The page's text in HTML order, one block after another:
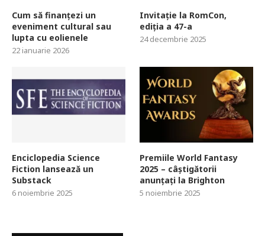
Cum să finanțezi un
eveniment cultural sau
lupta cu eolienele
22 ianuarie 2026
Invitație la RomCon,
ediția a 47-a
24 decembrie 2025
Enciclopedia Science
Fiction lansează un
Substack
6 noiembrie 2025
Premiile World Fantasy
2025 – câștigătorii
anunțați la Brighton
5 noiembrie 2025